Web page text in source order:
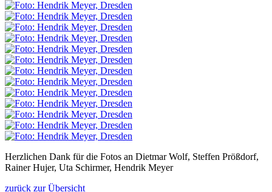
Herzlichen Dank für die Fotos an Dietmar Wolf, Steffen Prößdorf,
Rainer Hujer, Uta Schirmer, Hendrik Meyer
zurück zur Übersicht